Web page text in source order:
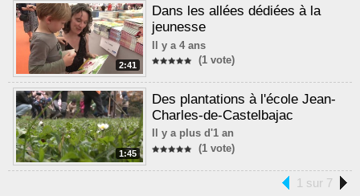
2:41
Dans les allées dédiées à la
jeunesse
Il y a 4 ans
(1 vote)
1:45
Des plantations à l'école Jean-
Charles-de-Castelbajac
Il y a plus d'1 an
(1 vote)
1 sur 7